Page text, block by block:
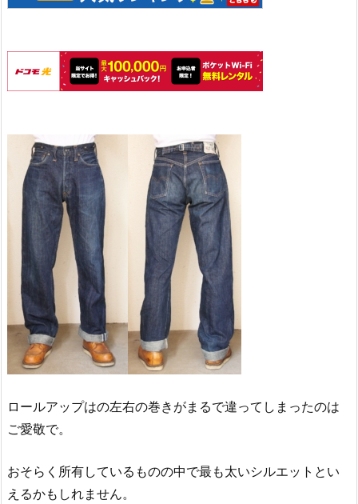
ロールアップはの左右の巻きがまるで違ってしまったのは
ご愛敬で。
おそらく所有しているものの中で最も太いシルエットとい
えるかもしれません。